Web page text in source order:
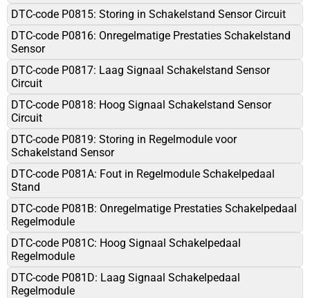
DTC-code P0815: Storing in Schakelstand Sensor Circuit
DTC-code P0816: Onregelmatige Prestaties Schakelstand
Sensor
DTC-code P0817: Laag Signaal Schakelstand Sensor
Circuit
DTC-code P0818: Hoog Signaal Schakelstand Sensor
Circuit
DTC-code P0819: Storing in Regelmodule voor
Schakelstand Sensor
DTC-code P081A: Fout in Regelmodule Schakelpedaal
Stand
DTC-code P081B: Onregelmatige Prestaties Schakelpedaal
Regelmodule
DTC-code P081C: Hoog Signaal Schakelpedaal
Regelmodule
DTC-code P081D: Laag Signaal Schakelpedaal
Regelmodule